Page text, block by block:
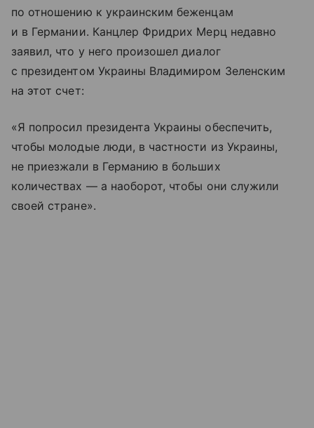
по отношению к украинским беженцам
и в Германии. Канцлер Фридрих Мерц недавно
заявил, что у него произошел диалог
с президентом Украины Владимиром Зеленским
на этот счет:
«Я попросил президента Украины обеспечить,
чтобы молодые люди, в частности из Украины,
не приезжали в Германию в больших
количествах — а наоборот, чтобы они служили
своей стране».